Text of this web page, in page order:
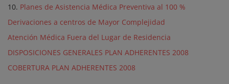
10. Planes de Asistencia Médica Preventiva al 100 %
Derivaciones a centros de Mayor Complejidad
Atención Médica Fuera del Lugar de Residencia
DISPOSICIONES GENERALES PLAN ADHERENTES 2008
COBERTURA PLAN ADHERENTES 2008